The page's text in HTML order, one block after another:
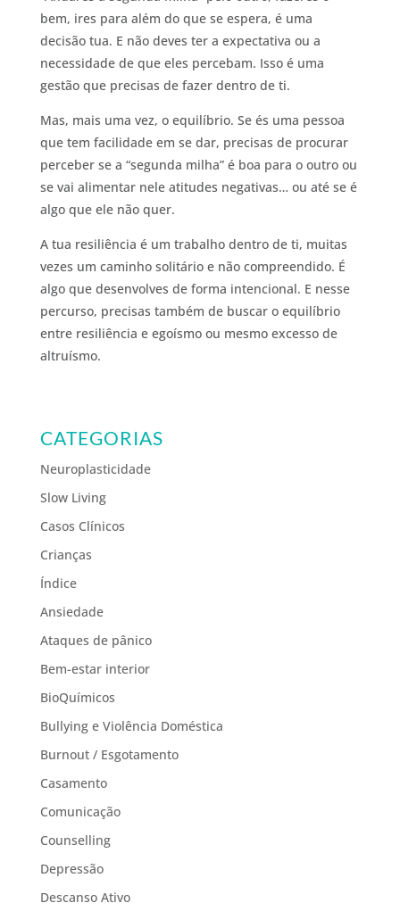
bem, ires para além do que se espera, é uma
decisão tua. E não deves ter a expectativa ou a
necessidade de que eles percebam. Isso é uma
gestão que precisas de fazer dentro de ti.
Mas, mais uma vez, o equilíbrio. Se és uma pessoa
que tem facilidade em se dar, precisas de procurar
perceber se a “segunda milha” é boa para o outro ou
se vai alimentar nele atitudes negativas… ou até se é
algo que ele não quer.
A tua resiliência é um trabalho dentro de ti, muitas
vezes um caminho solitário e não compreendido. É
algo que desenvolves de forma intencional. E nesse
percurso, precisas também de buscar o equilíbrio
entre resiliência e egoísmo ou mesmo excesso de
altruísmo.
CATEGORIAS
Neuroplasticidade
Slow Living
Casos Clínicos
Crianças
Índice
Ansiedade
Ataques de pânico
Bem-estar interior
BioQuímicos
Bullying e Violência Doméstica
Burnout / Esgotamento
Casamento
Comunicação
Counselling
Depressão
Descanso Ativo